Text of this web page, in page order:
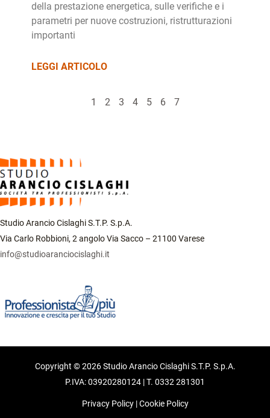
della prestazione energetica, sulle verifiche e i
parametri per nuove costruzioni, ristrutturazioni
importanti
LEGGI ARTICOLO
1 2 3 4 5 6 7
Studio Arancio Cislaghi S.T.P. S.p.A.
Via Carlo Robbioni, 2 angolo Via Sacco – 21100 Varese
info@studioaranciocislaghi.it
Copyright © 2026 Studio Arancio Cislaghi S.T.P. S.p.A.
P.IVA: 03920280124 | T. 0332 281301
Privacy Policy|Cookie Policy